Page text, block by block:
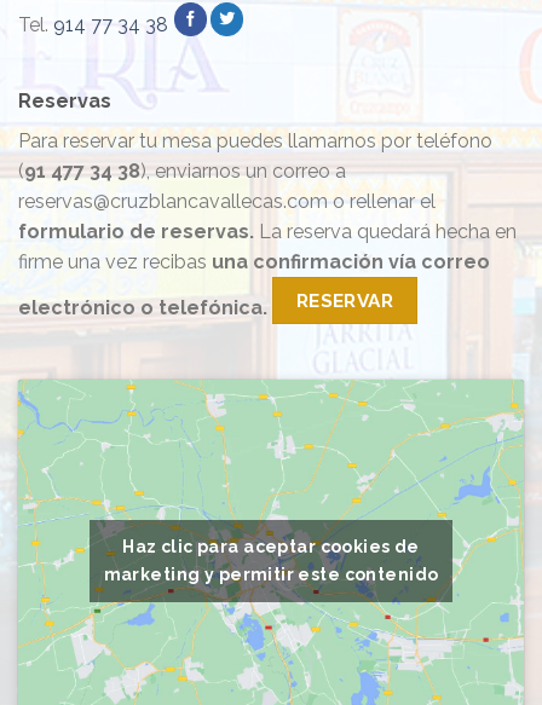
Tel. 914 77 34 38
Haz clic para aceptar cookies de
marketing y permitir este contenido
Reservas
Para reservar tu mesa puedes llamarnos por teléfono
(91 477 34 38), enviarnos un correo a
reservas@cruzblancavallecas.com o rellenar el
formulario de reservas. La reserva quedará hecha en
firme una vez recibas una confirmación vía correo
electrónico o telefónica. RESERVAR